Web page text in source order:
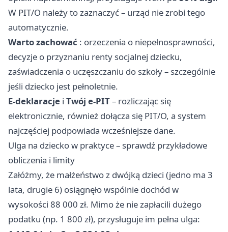
W PIT/O należy to zaznaczyć – urząd nie zrobi tego
automatycznie.
Warto zachować : orzeczenia o niepełnosprawności,
decyzje o przyznaniu renty socjalnej dziecku,
zaświadczenia o uczęszczaniu do szkoły – szczególnie
jeśli dziecko jest pełnoletnie.
E-deklaracje i Twój e-PIT– rozliczając się
elektronicznie, również dołącza się PIT/O, a system
najczęściej podpowiada wcześniejsze dane.
Ulga na dziecko w praktyce – sprawdź przykładowe
obliczenia i limity
Załóżmy, że małżeństwo z dwójką dzieci (jedno ma 3
lata, drugie 6) osiągnęło wspólnie dochód w
wysokości 88 000 zł. Mimo że nie zapłacili dużego
podatku (np. 1 800 zł), przysługuje im pełna ulga: